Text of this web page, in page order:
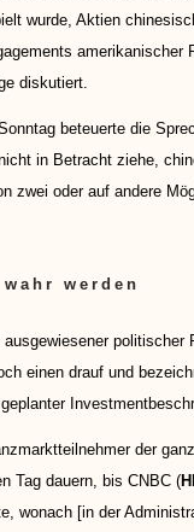
wurde, Aktien
diskutiert.
beteuerte die
in Betracht ziehe,
zwei oder auf andere
werden
politischer
einen drauf und
der
Tag dauern, bis CNBC (
wonach [in der